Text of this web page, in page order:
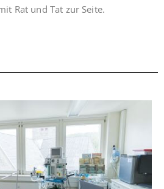
Rat und Tat zur Seite.